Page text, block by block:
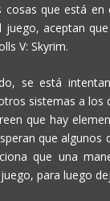
cosas que está
juego, aceptan
V: Skyrim.
se está
sistemas a los
que hay
que algunos
que una
para luego